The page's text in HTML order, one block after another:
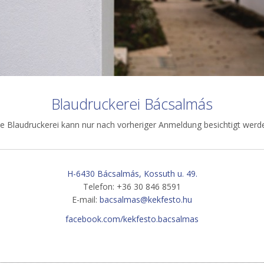
Blaudruckerei Bácsalmás
Blaudruckerei kann nur nach vorheriger Anmeldung besichtigt
H-6430 Bácsalmás, Kossuth u. 49.
Telefon: +36 30 846 8591
E-mail: bacsalmas@kekfesto.hu
facebook.com/kekfesto.bacsalmas